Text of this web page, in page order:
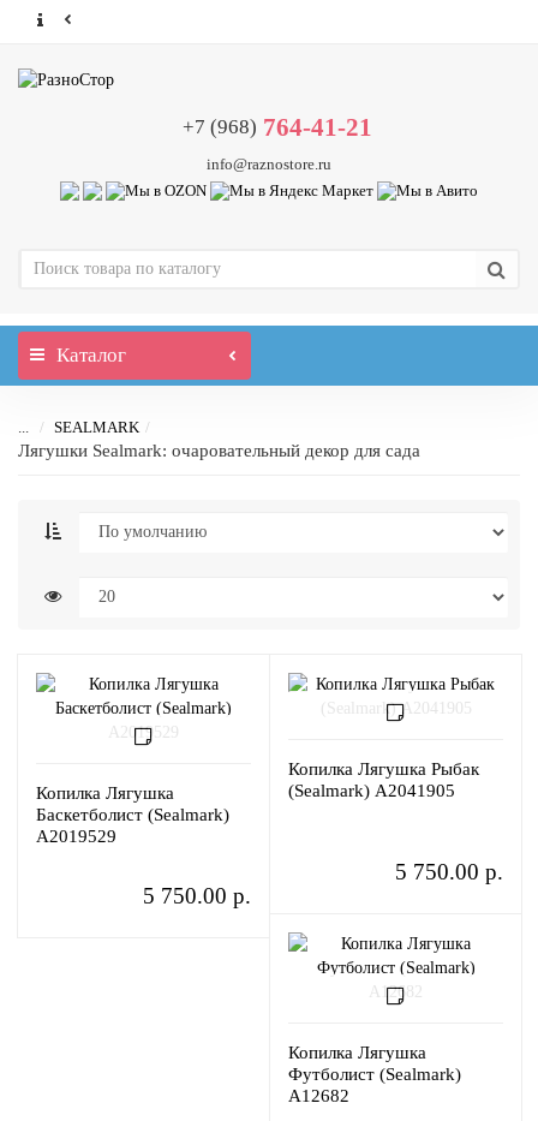
+7 (968) 764-41-21
info@raznostore.ru
Каталог
... SEALMARK
Лягушки Sealmark: очаровательный декор для сада
Копилка Лягушка
Баскетболист (Sealmark)
A2019529
5 750.00 р.
Копилка Лягушка Рыбак
(Sealmark) A2041905
5 750.00 р.
Копилка Лягушка
Футболист (Sealmark)
A12682